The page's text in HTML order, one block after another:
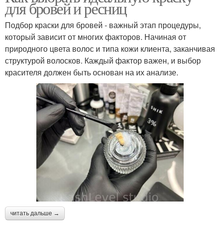
для бровей и ресниц
Подбор краски для бровей - важный этап процедуры,
который зависит от многих факторов. Начиная от
природного цвета волос и типа кожи клиента, заканчивая
структурой волосков. Каждый фактор важен, и выбор
красителя должен быть основан на их анализе.
читать дальше →